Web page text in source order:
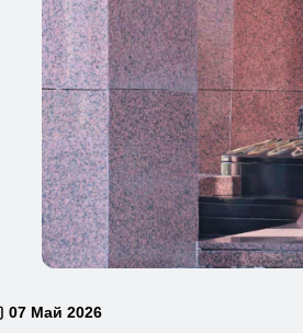
07 Май 2026